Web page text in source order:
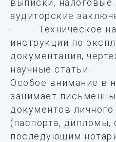
выписки, налоговые
аудиторские
· Техническое
инструкции по
документация,
научные статьи.
Особое внимание в
занимает
документов личного
(паспорта, дипломы,
последующим